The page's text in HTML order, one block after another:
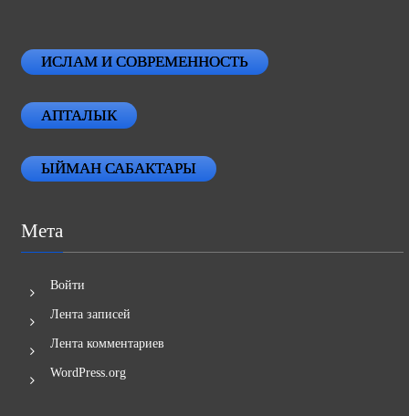
ИСЛАМ И СОВРЕМЕННОСТЬ
АПТАЛЫК
ЫЙМАН САБАКТАРЫ
Мета
Войти
Лента записей
Лента комментариев
WordPress.org